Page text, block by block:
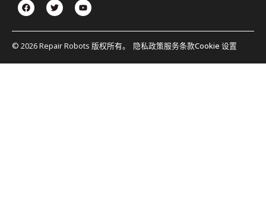
© 2026 Repair Robots 版权所有。 隐私政策服务条款Cookie 设置